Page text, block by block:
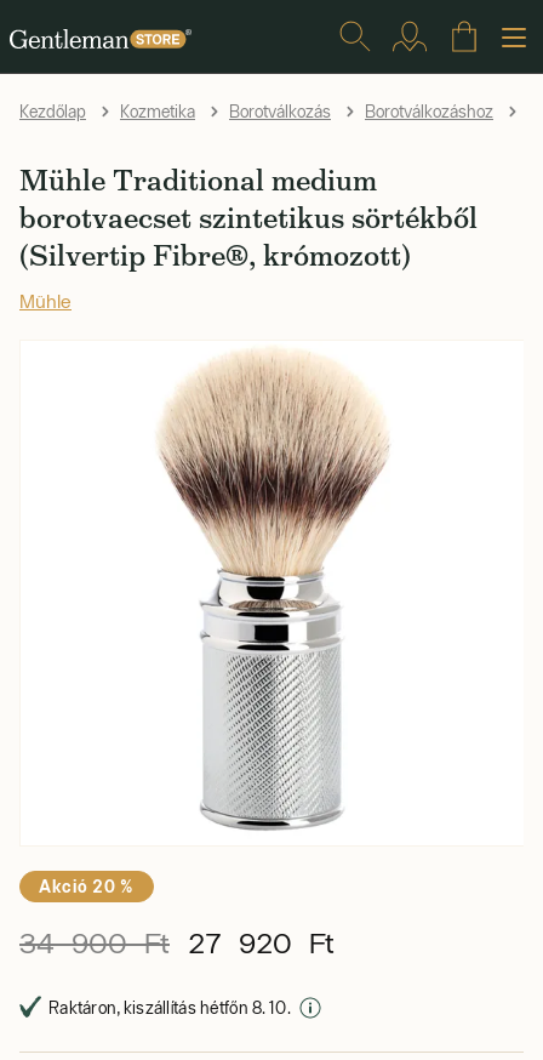
Kezdőlap Kozmetika Borotválkozás Borotválkozáshoz
Mühle Traditional medium
borotvaecset szintetikus sörtékből
(Silvertip Fibre®, krómozott)
Mühle
Akció 20 %
34 900 Ft 27 920 Ft
Raktáron, kiszállítás hétfőn 8. 10.